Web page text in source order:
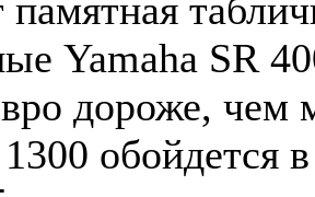
памятная
Yamaha SR
дороже, чем
обойдется